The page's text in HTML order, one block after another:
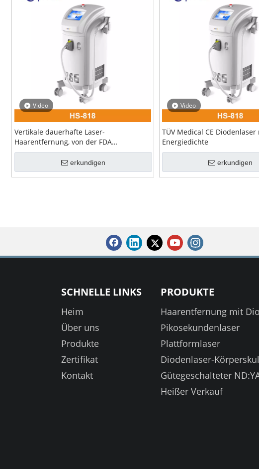
Video
Vertikale dauerhafte Laser-
Haarentfernung, von der FDA
zugelassenes 3-Wellenlängen-
Diodenlasergeräterkundigen
Video
TÜV Medical CE
Energiedichte
erkundigen
SCHNELLE LINKS
Heim
Über uns
Produkte
Zertifikat
Kontakt
PRODUKTE
Haarentfernung mit
Pikosekundenlaser
Plattformlaser
Diodenlaser-
Gütegeschalteter
Heißer Verkauf